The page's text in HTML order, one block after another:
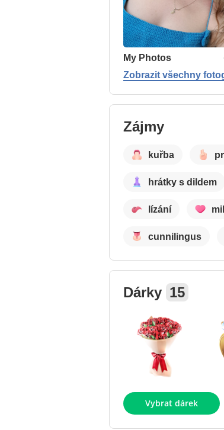
My Photos
Zobrazit všechny
Zájmy
kuřba
hrátky s dildem
lízání
cunnilingus
Dárky 15
Vybrat dárek